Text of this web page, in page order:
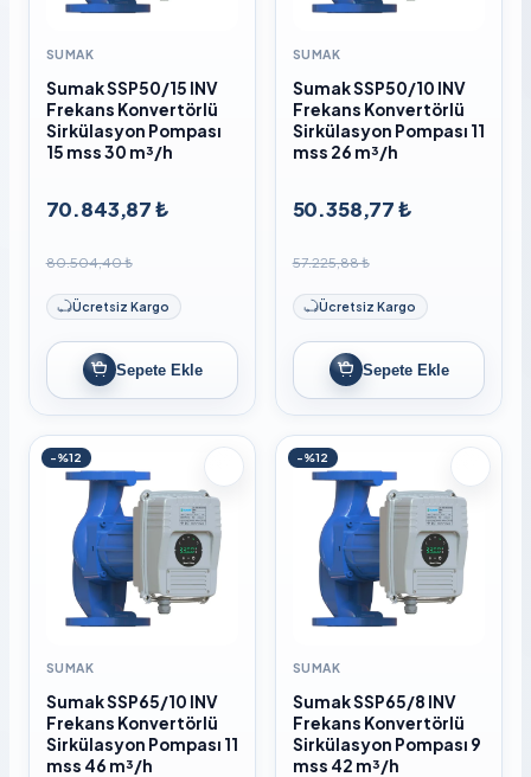
SUMAK
Sumak SSP50/15 INV
Frekans Konvertörlü
Sirkülasyon Pompası
15 mss 30 m³/h
70.843,87 ₺
80.504,40 ₺
Ücretsiz Kargo
Sepete Ekle
SUMAK
Sumak SSP50/10 INV
Frekans Konvertörlü
Sirkülasyon Pompası 11
mss 26 m³/h
50.358,77 ₺
57.225,88 ₺
Ücretsiz Kargo
Sepete Ekle
-%12
SUMAK
Sumak SSP65/10 INV
Frekans Konvertörlü
Sirkülasyon Pompası 11
mss 46 m³/h
-%12
SUMAK
Sumak SSP65/8 INV
Frekans Konvertörlü
Sirkülasyon Pompası 9
mss 42 m³/h